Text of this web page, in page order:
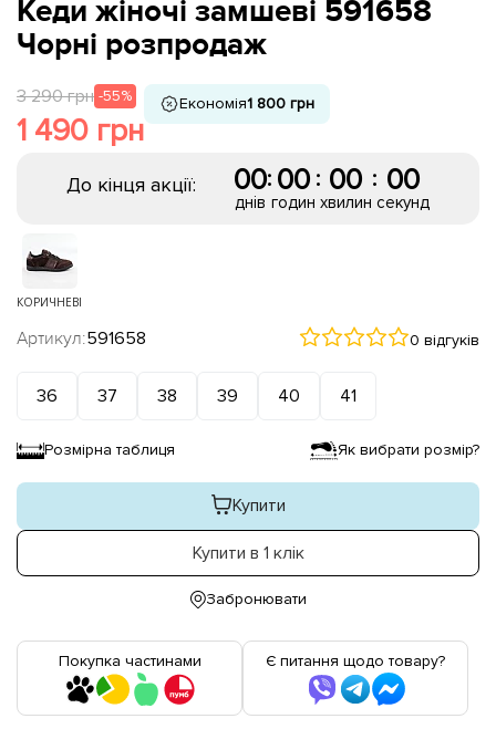
Кеди жіночі замшеві 591658
Чорні розпродаж
3 290 грн -55%
1 490 грн
Економія1 800 грн
До кінця акції: 00
днів
: 00
годин
: 00
хвилин
: 00
секунд
КОРИЧНЕВІ
Артикул:591658 0 відгуків
36 37 38 39 40 41
Розмірна таблиця Як вибрати розмір?
Купити
Купити в 1 клік
Забронювати
Покупка частинами Є питання щодо товару?